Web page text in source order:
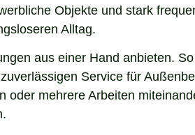
Objekte und stark
Alltag.
aus einer Hand anbieten.
Service für
mehrere Arbeiten